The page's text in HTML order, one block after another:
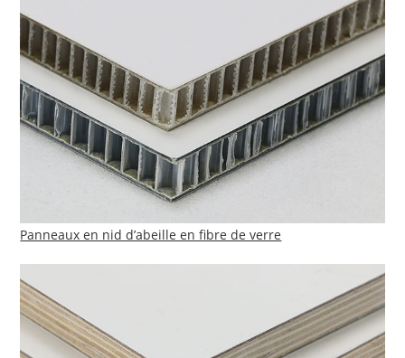
Panneaux en nid d’abeille en fibre de verre